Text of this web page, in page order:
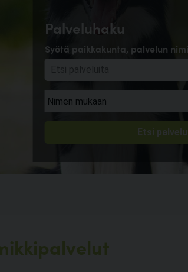
Palveluhaku
Syötä paikkakunta, palvelun nimi